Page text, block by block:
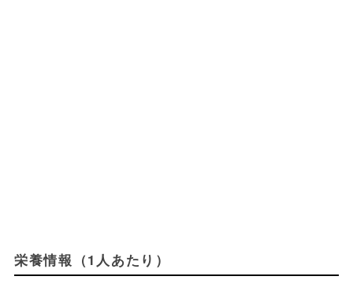
栄養情報（1人あたり）